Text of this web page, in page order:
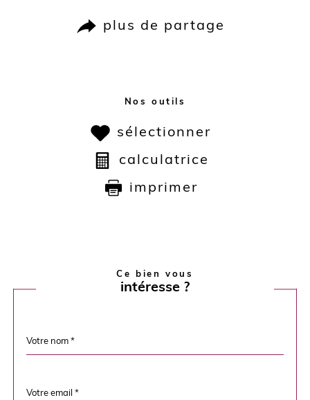
plus de partage
Nos outils
sélectionner
calculatrice
imprimer
Ce bien vous
intéresse ?
Fieldset
par
Nom
*
email